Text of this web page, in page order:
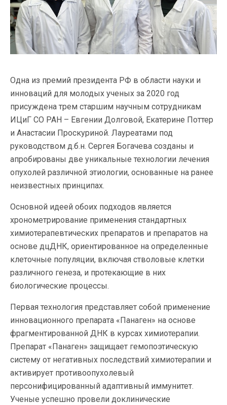
Одна из премий президента РФ в области науки и
инноваций для молодых ученых за 2020 год
присуждена трем старшим научным сотрудникам
ИЦиГ СО РАН – Евгении Долговой, Екатерине Поттер
и Анастасии Проскуриной. Лауреатами под
руководством д.б.н. Сергея Богачева созданы и
апробированы две уникальные технологии лечения
опухолей различной этиологии, основанные на ранее
неизвестных принципах.
Основной идеей обоих подходов является
хронометрирование применения стандартных
химиотерапевтических препаратов и препаратов на
основе дцДНК, ориентированное на определенные
клеточные популяции, включая стволовые клетки
различного генеза, и протекающие в них
биологические процессы.
Первая технология представляет собой применение
инновационного препарата «Панаген» на основе
фрагментированной ДНК в курсах химиотерапии.
Препарат «Панаген» защищает гемопоэтическую
систему от негативных последствий химиотерапии и
активирует противоопухолевый
персонифицированный адаптивный иммунитет.
Ученые успешно провели доклинические